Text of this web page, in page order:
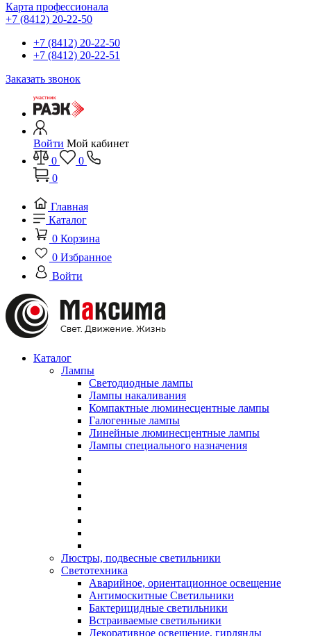
Карта профессионала
+7 (8412) 20-22-50
+7 (8412) 20-22-50
+7 (8412) 20-22-51
Заказать звонок
Войти Мой кабинет
0
0
0
Главная
Каталог
0 Корзина
0 Избранное
Войти
Каталог
Лампы
Светодиодные лампы
Лампы накаливания
Компактные люминесцентные лампы
Галогенные лампы
Линейные люминесцентные лампы
Лампы специального назначения
Люстры, подвесные светильники
Светотехника
Аварийное, ориентационное освещение
Антимоскитные Светильники
Бактерицидные светильники
Встраиваемые светильники
Декоративное освещение, гирлянды